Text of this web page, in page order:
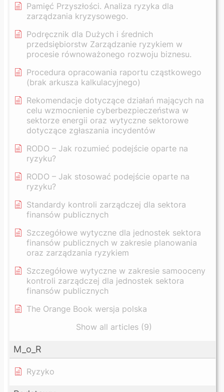
Pamięć Przyszłości. Analiza ryzyka dla
zarządzania kryzysowego.
Podręcznik dla Dużych i średnich
przedsiębiorstw Zarządzanie ryzykiem w
procesie równoważonego rozwoju biznesu.
Procedura opracowania raportu cząstkowego
(brak arkusza kalkulacyjnego)
Rekomendacje dotyczące działań mających na
celu wzmocnienie cyberbezpieczeństwa w
sektorze energii oraz wytyczne sektorowe
dotyczące zgłaszania incydentów
RODO – Jak rozumieć podejście oparte na
ryzyku?
RODO – Jak stosować podejście oparte na
ryzyku?
Standardy kontroli zarządczej dla sektora
finansów publicznych
Szczegółowe wytyczne dla jednostek sektora
finansów publicznych w zakresie planowania
oraz zarządzania ryzykiem
Szczegółowe wytyczne w zakresie samooceny
kontroli zarządczej dla jednostek sektora
finansów publicznych
The Orange Book wersja polska
Show all articles (9)
M_o_R
Ryzyko